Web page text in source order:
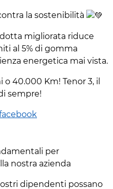
la sostenibilità
migliorata riduce
al 5% di gomma
energetica mai vista.
40.000 Km! Tenor 3, il
sempre!
per
nostra azienda
dipendenti possano